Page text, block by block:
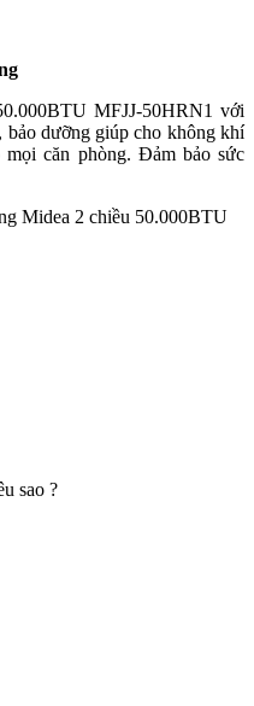
MFJJ-50HRN1 với
bảo dưỡng giúp cho không khí
căn phòng. Đảm bảo sức
Midea 2 chiều 50.000BTU
sao ?